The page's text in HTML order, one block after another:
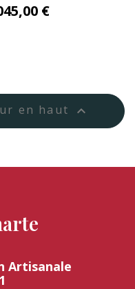
€
en haut 
Artisanale